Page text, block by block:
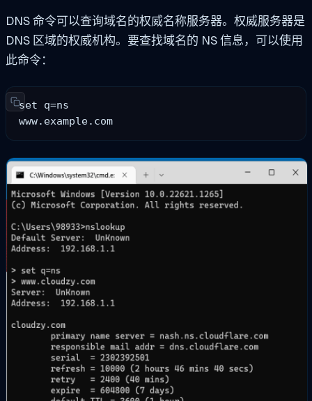
DNS 命令可以查询域名的权威名称服务器。权威服务器是
DNS 区域的权威机构。要查找域名的 NS 信息，可以使用
此命令：
set q=ns
www.example.com